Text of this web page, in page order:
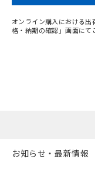
オンライン購入における
格・納期の確認」画面にて
お知らせ・最新情報